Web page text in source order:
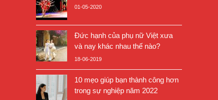
01-05-2020
Đức hạnh của phụ nữ Việt xưa
và nay khác nhau thế nào?
18-06-2019
10 mẹo giúp bạn thành công hơn
trong sự nghiệp năm 2022